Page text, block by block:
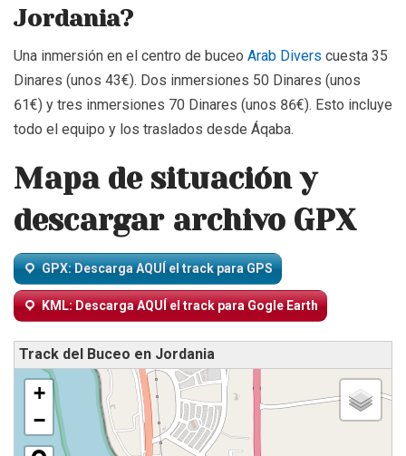
Jordania?
Una inmersión en el centro de buceo Arab Divers cuesta 35
Dinares (unos 43€). Dos inmersiones 50 Dinares (unos
61€) y tres inmersiones 70 Dinares (unos 86€). Esto incluye
todo el equipo y los traslados desde Áqaba.
Mapa de situación y
descargar archivo GPX
GPX: Descarga AQUÍ el track para GPS
KML: Descarga AQUÍ el track para Gogle Earth
Track del Buceo en Jordania
+
−